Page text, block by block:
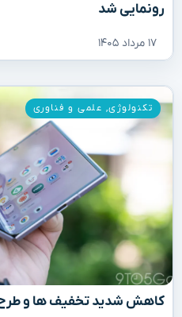
رونمایی شد
۱۷ مرداد ۱۴۰۵
تکنولوژی, علمی و فناوری